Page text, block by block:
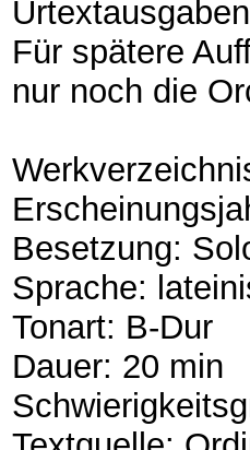
Für spätere
nur noch die
Besetzung:
Sprache:
Tonart: B-Dur
Dauer: 20 min